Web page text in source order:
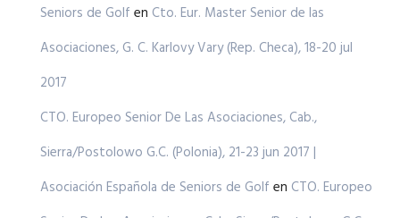
Seniors de Golf en Cto. Eur. Master Senior de las
Asociaciones, G. C. Karlovy Vary (Rep. Checa), 18-20 jul
2017
CTO. Europeo Senior De Las Asociaciones, Cab.,
Sierra/Postolowo G.C. (Polonia), 21-23 jun 2017 |
Asociación Española de Seniors de Golf en CTO. Europeo